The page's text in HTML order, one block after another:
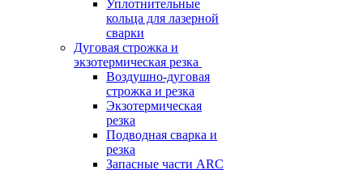
Уплотнительные
кольца для лазерной
сварки
Дуговая строжка и
экзотермическая резка
Воздушно-дуговая
строжка и резка
Экзотермическая
резка
Подводная сварка и
резка
Запасные части ARC